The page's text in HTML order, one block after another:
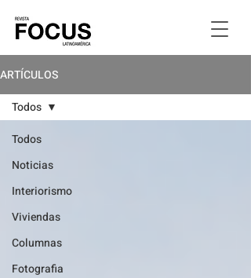
ARTÍCULOS
Todos
Noticias
Interiorismo
Viviendas
Columnas
Fotografia
Todos